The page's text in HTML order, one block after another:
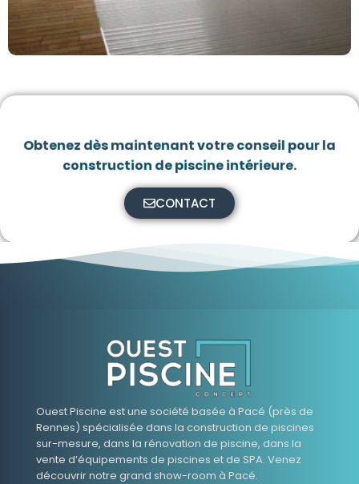
Obtenez dès maintenant votre conseil pour la
construction de piscine intérieure.
CONTACT
Ouest Piscine est une société basée à Pacé (près de
Rennes) spécialisée dans la construction de piscines
sur-mesure, dans la rénovation de piscine, dans la
vente d’équipements de piscines et de SPA. Venez
découvrir notre grand show-room à Pacé.